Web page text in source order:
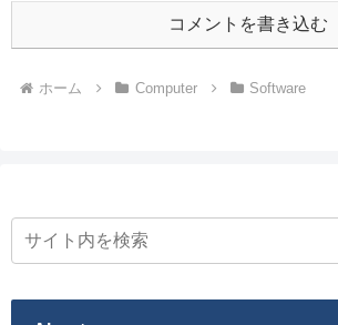
コメントを書き込む
ホーム Computer Software